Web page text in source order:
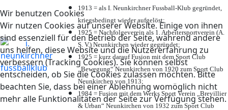
Wir benutzen Cookies
Wir nutzen Cookies auf unserer Website. Einige von ihnen
sind essenziell für den Betrieb der Seite, während andere
uns helfen, diese Website und die Nutzererfahrung zu
verbessern (Tracking Cookies). Sie können selbst
entscheiden, ob Sie die Cookies zulassen möchten. Bitte
beachten Sie, dass bei einer Ablehnung womöglich nicht
mehr alle Funktionalitäten der Seite zur Verfügung stehen.
1913 = als I. Neunkirchner Fussball-Klub gegründet,
kriegsbedingt wieder aufgelöst;
1925 = Nachfolgeverein als 1. Arbeitersportverein (A.
S. V.) Neunkirchen wieder gegründet;
1925 = kurz darauf Fusion mit dem Sport Club
„Bewegung“ Neunkirchen von 1920 zum Sport Club
Neunkirchen von 1913;
1984 = Fusion mit dem Werks Sport Verein „Brevillier
& Urban“ Neunkirchen von 1932 zum Sport Club